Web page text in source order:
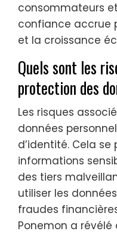
consommateurs
confiance accrue
et la croissance
Quels sont les
protection des
Les risques
données
d’identité. Cela
informations
des tiers
utiliser les
fraudes
Ponemon a révélé